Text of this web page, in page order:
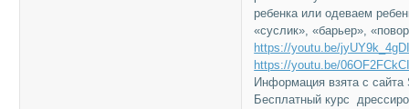
ребенка или одеваем
«суслик», «барьер»,
https://youtu.be/
https://youtu.be/
Информация взята с сайта
Бесплатный курс